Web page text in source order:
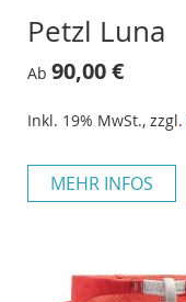
Petzl Luna
Ab 90,00 €
Inkl. 19% MwSt., zzgl.
MEHR INFOS